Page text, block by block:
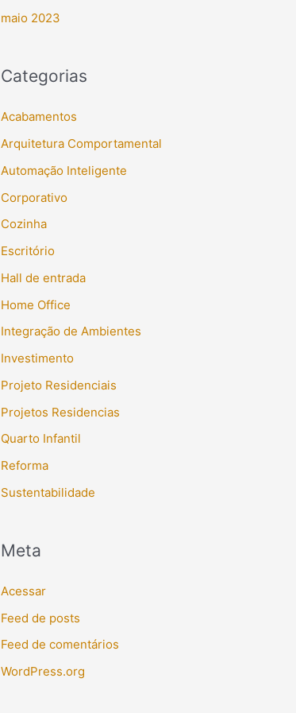
maio 2023
Categorias
Acabamentos
Arquitetura Comportamental
Automação Inteligente
Corporativo
Cozinha
Escritório
Hall de entrada
Home Office
Integração de Ambientes
Investimento
Projeto Residenciais
Projetos Residencias
Quarto Infantil
Reforma
Sustentabilidade
Meta
Acessar
Feed de posts
Feed de comentários
WordPress.org